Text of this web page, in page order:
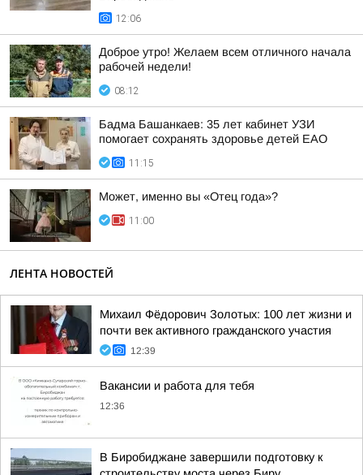
12:06
Доброе утро! Желаем всем отличного начала
рабочей недели!
08:12
Бадма Башанкаев: 35 лет кабинет УЗИ
помогает сохранять здоровье детей ЕАО
11:15
Может, именно вы «Отец года»?
11:00
ЛЕНТА НОВОСТЕЙ
Михаил Фёдорович Золотых: 100 лет жизни и
почти век активного гражданского участия
12:39
Вакансии и работа для тебя
12:36
В Биробиджане завершили подготовку к